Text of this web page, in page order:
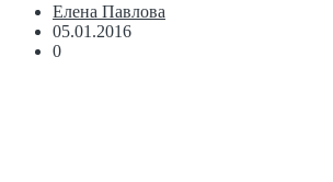
Елена Павлова
05.01.2016
0